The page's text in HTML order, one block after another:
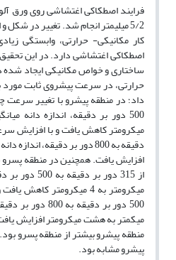
5/2 میلیمتر انجام شد. تغییر در شکل
کار مکانیکی- حرارتی، وابستگی
اصطکاکی اغتشاشی دارد. در این
ساختاری و خواص مکانیکی ایجاد شده
حرارتی، در سرعت پیشروی ثابت
500 دور بر دقیقه، اندازه
افزایش یافت. همچنین در منطقه
میکرومتر به 4 میکرومتر
500 دور بر دقیقه
میکمتر به هشت میکرومتر افزایش
منطقه پیشرو بیشتر از منطقه پسرو
پیشرو مشابه بود.